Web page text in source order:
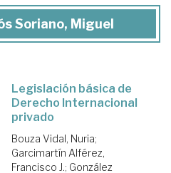
Soriano, Miguel
Legislación básica de
Derecho Internacional
privado
Bouza Vidal, Nuria;
Garcimartín Alférez,
Francisco J.; González